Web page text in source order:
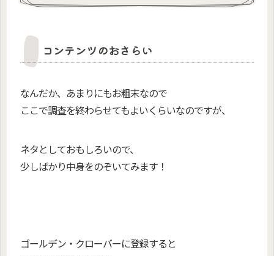
コンテンツのおさらい
なんだか、あまりにもお粗末なので
ここで調査を終わらせてもよいくらいなのですが、
ネタとしておもしろいので、
少しばかり中身をのぞいてみます！
ゴールデン・クローバーに登録すると